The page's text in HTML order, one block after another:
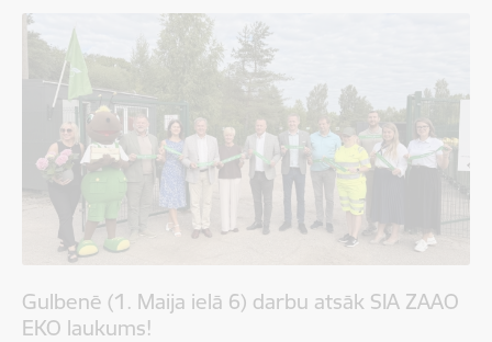
Gulbenē (1. Maija ielā 6) darbu atsāk SIA ZAAO
EKO laukums!